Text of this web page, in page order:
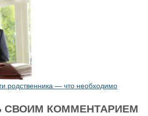
родственника — что необходимо
СВОИМ КОММЕНТАРИЕМ